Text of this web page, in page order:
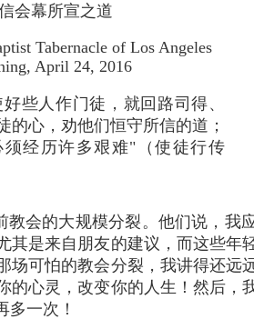
会幕所宣之道
Tabernacle of Los Angeles
April 24, 2016
些人作门徒，就回路司得、
的心，劝他们恒守所信的道；
经历许多艰难"（使徒行传
会的大规模分裂。他们说，我
是来自朋友的建议，而这些年
可怕的教会分裂，我讲得还远
心灵，改变你的人生！然后，
一次！